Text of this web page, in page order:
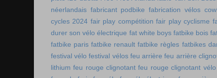
néerlandais fabricant podbike fabrication vélos
cycles 2024 fair play compétition fair play cyclisme
durer son vélo électrique fat white boys fatbike bois
fatbike paris fatbike renault fatbike règles fatbikes
festival vélo festival vélos feu arrière feu arrière
lithium feu rouge clignotant feu rouge clignotant vélo